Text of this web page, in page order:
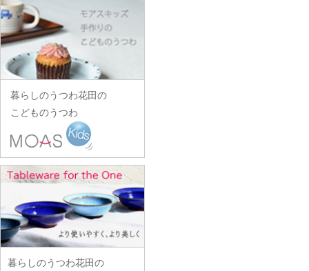
iiDA Woodturning
伊賀焼土楽
池島直人
池島仁美
生島賢
生島明水
池田大介
石川漆宝堂
石田誠
和泉良法
市川知也
伊藤聡信
川村宏樹
幹山繁太
季更器窯
岸野寛
北野敏一（犀ノ音窯）
日下華子
葛和万紀
工藤和彦
熊谷峻
志村睦彦
城進
菅原博之
杉本太郎
鈴木重孝
鈴木潤吾
鈴木涼子
須谷窯
田中佐和子
谷口嘉
谷永太郎
玉山保男
田沼英里
崔在皓
滴生舎
土井康治朗
土井宏友
中村一也
中村幸一郎
d.Tam 中村孝子/桃子
中村智美
中村真紀
中山孝志
名古路英介
西納三枝
野口悦士
花田オリジナル
羽生直記
林京子
林拓児
原口潔
原田七重
原田譲
原光弘
日高伸治
日高直子
ヒヅミ峠舎
樋山真弓
平岡正弘
松浦コータロー
松浦ナオコ
松葉勇輝
松本郁美
松本優樹
松本良夫
三浦侑子
水垣千悦
水野克俊
みずのみさ
光井威善
三留舞
宮岡麻衣子
山口硝子
山口利枝
山崎葉
山田洋次
山田隆太郎
山中恵介
山本哲也
山本恭代
山本亮平
Yu-ten
雪ノ浦裕一
吉岡将弐
吉田学
ワダコーヘー
渡辺信史
渡邊心平
暮らしのうつわ花田の
こどものうつわ
暮らしのうつわ花田の